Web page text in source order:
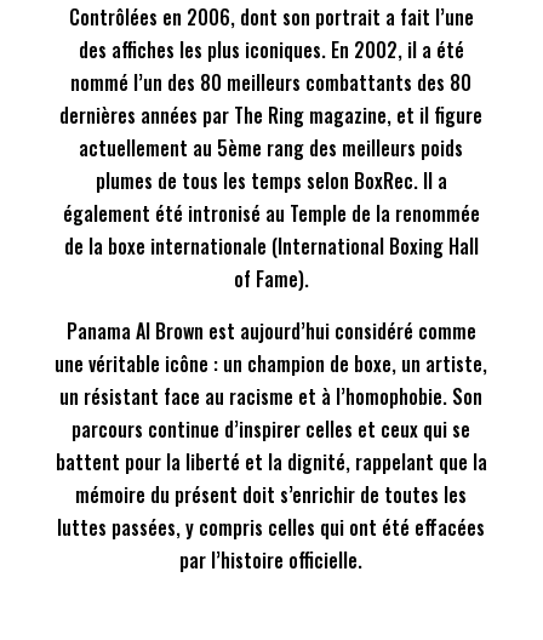
Contrôlées en 2006, dont son portrait a fait l’une
des affiches les plus iconiques. En 2002, il a été
nommé l’un des 80 meilleurs combattants des 80
dernières années par The Ring magazine, et il figure
actuellement au 5ème rang des meilleurs poids
plumes de tous les temps selon BoxRec. Il a
également été intronisé au Temple de la renommée
de la boxe internationale (International Boxing Hall
of Fame).
Panama Al Brown est aujourd’hui considéré comme
une véritable icône : un champion de boxe, un artiste,
un résistant face au racisme et à l’homophobie. Son
parcours continue d’inspirer celles et ceux qui se
battent pour la liberté et la dignité, rappelant que la
mémoire du présent doit s’enrichir de toutes les
luttes passées, y compris celles qui ont été effacées
par l’histoire officielle.